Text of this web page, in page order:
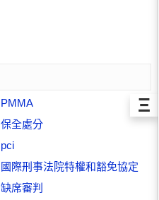
PMMA
保全處分
pci
國際刑事法院特權和豁免協定
缺席審判
Ξ